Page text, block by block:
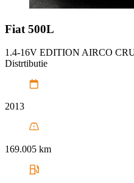
Fiat 500L
1.4-16V EDITION AIRCO
Distrtibutie
2013
169.005 km